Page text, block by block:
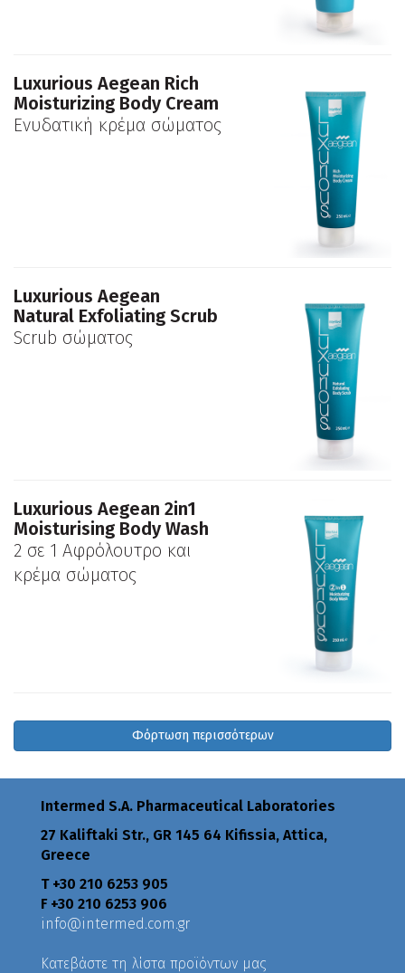
Luxurious Aegean Rich
Moisturizing Body Cream
Ενυδατική κρέμα σώματος
Luxurious Aegean
Natural Exfoliating Scrub
Scrub σώματος
Luxurious Aegean 2in1
Moisturising Body Wash
2 σε 1 Αφρόλουτρο και
κρέμα σώματος
Φόρτωση περισσότερων
Intermed S.A. Pharmaceutical Laboratories
27 Kaliftaki Str., GR 145 64 Κifissia, Attica,
Greece
Τ +30 210 6253 905
F +30 210 6253 906
info@intermed.com.gr
Κατεβάστε τη λίστα προϊόντων μας